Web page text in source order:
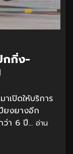
กกิ่ง-
เปิดให้บริการ
ยงยางอีก
า 6 ปี... อ่าน